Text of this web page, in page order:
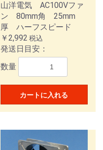
山洋電気 AC100Vファ
ン 80mm角 25mm
厚 ハーフスピード
￥2,992 税込
発送日目安：
数量
カートに入れる